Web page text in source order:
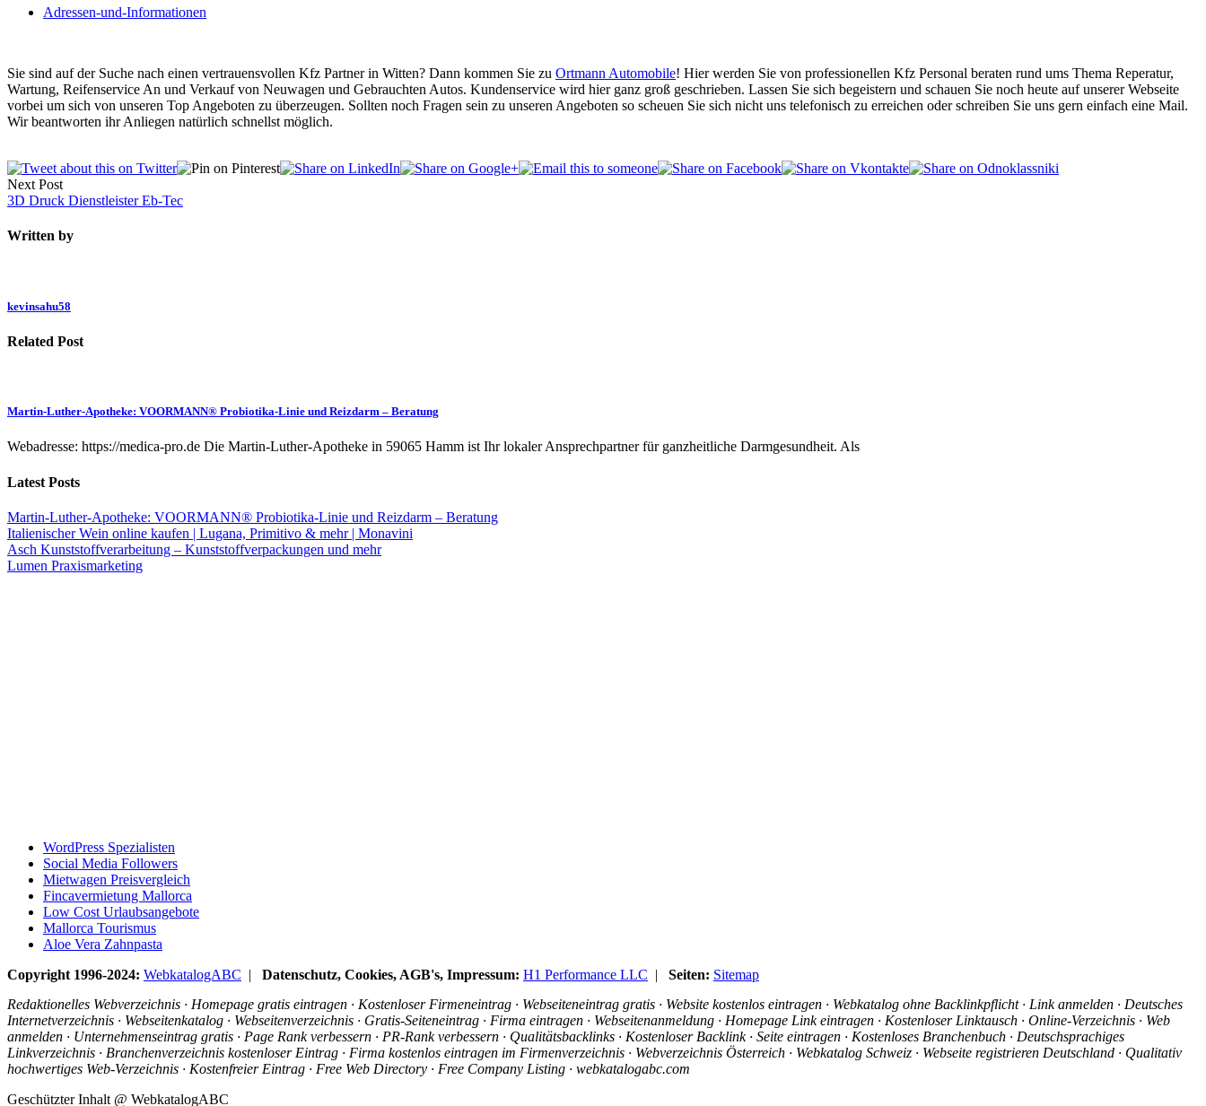
Adressen-und-Informationen
Sie sind auf der Suche nach einen vertrauensvollen Kfz Partner in Witten? Dann kommen Sie zu Ortmann Automobile! Hier werden Sie von professionellen Kfz Personal beraten rund ums Thema Reperatur,
Wartung, Reifenservice An und Verkauf von Neuwagen und Gebrauchten Autos. Kundenservice wird hier ganz groß geschrieben. Lassen Sie sich begeistern und schauen Sie noch heute auf unserer Webseite
vorbei um sich von unseren Top Angeboten zu überzeugen. Sollten noch Fragen sein zu unseren Angeboten so scheuen Sie sich nicht uns telefonisch zu erreichen oder schreiben Sie uns gern einfach eine Mail.
Wir beantworten ihr Anliegen natürlich schnellst möglich.
Next Post
3D Druck Dienstleister Eb-Tec
Written by
kevinsahu58
Related Post
Martin-Luther-Apotheke: VOORMANN® Probiotika-Linie und Reizdarm – Beratung
Webadresse: https://medica-pro.de Die Martin-Luther-Apotheke in 59065 Hamm ist Ihr lokaler Ansprechpartner für ganzheitliche Darmgesundheit. Als
Latest Posts
Martin-Luther-Apotheke: VOORMANN® Probiotika-Linie und Reizdarm – Beratung
Italienischer Wein online kaufen | Lugana, Primitivo & mehr | Monavini
Asch Kunststoffverarbeitung – Kunststoffverpackungen und mehr
Lumen Praxismarketing
WordPress Spezialisten
Social Media Followers
Mietwagen Preisvergleich
Fincavermietung Mallorca
Low Cost Urlaubsangebote
Mallorca Tourismus
Aloe Vera Zahnpasta
Copyright 1996-2024: WebkatalogABC | Datenschutz, Cookies, AGB's, Impressum: H1 Performance LLC | Seiten: Sitemap
Redaktionelles Webverzeichnis · Homepage gratis eintragen · Kostenloser Firmeneintrag · Webseiteneintrag gratis · Website kostenlos eintragen · Webkatalog ohne Backlinkpflicht · Link anmelden · Deutsches
Internetverzeichnis · Webseitenkatalog · Webseitenverzeichnis · Gratis-Seiteneintrag · Firma eintragen · Webseitenanmeldung · Homepage Link eintragen · Kostenloser Linktausch · Online-Verzeichnis · Web
anmelden · Unternehmenseintrag gratis · Page Rank verbessern · PR-Rank verbessern · Qualitätsbacklinks · Kostenloser Backlink · Seite eintragen · Kostenloses Branchenbuch · Deutschsprachiges
Linkverzeichnis · Branchenverzeichnis kostenloser Eintrag · Firma kostenlos eintragen im Firmenverzeichnis · Webverzeichnis Österreich · Webkatalog Schweiz · Webseite registrieren Deutschland · Qualitativ
hochwertiges Web-Verzeichnis · Kostenfreier Eintrag · Free Web Directory · Free Company Listing · webkatalogabc.com
Geschützter Inhalt @ WebkatalogABC